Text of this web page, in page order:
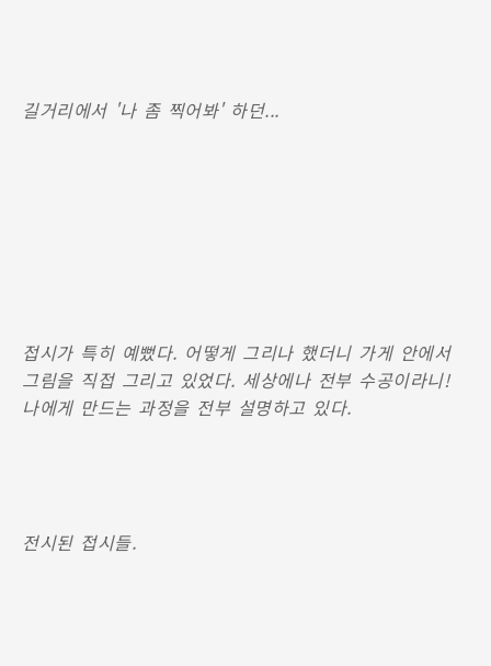
길거리에서 '나 좀 찍어봐' 하던...
접시가 특히 예뻤다. 어떻게 그리나 했더니 가게 안에서
그림을 직접 그리고 있었다. 세상에나 전부 수공이라니!
나에게 만드는 과정을 전부 설명하고 있다.
전시된 접시들.